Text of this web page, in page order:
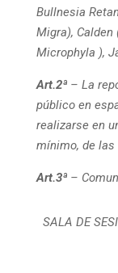
Bullnesia
Migra), Calden
Microphyla ),
Art.2ª– La
público en
realizarse en
mínimo, de las
Art.3ª–
SALA DE